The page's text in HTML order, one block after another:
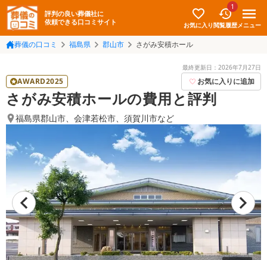
評判の良い葬儀社に
依頼できる口コミサイト
お気に入り
1
閲覧履歴メニュー
葬儀の口コミ 福島県 郡山市 さがみ安積ホール
最終更新日： 2026年7月27日
AWARD2025 お気に入りに追加
さがみ安積ホールの費用と評判
福島県郡山市、 会津若松市、 須賀川市など